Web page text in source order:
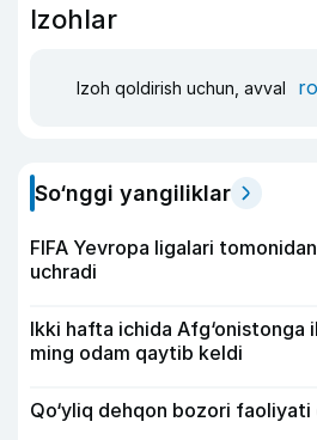
Izohlar
Izoh qoldirish uchun, avval
So‘nggi yangiliklar
FIFA Yevropa ligalari
uchradi
Ikki hafta ichida Afg‘onistonga
ming odam qaytib keldi
Qo‘yliq dehqon bozori faoliyati